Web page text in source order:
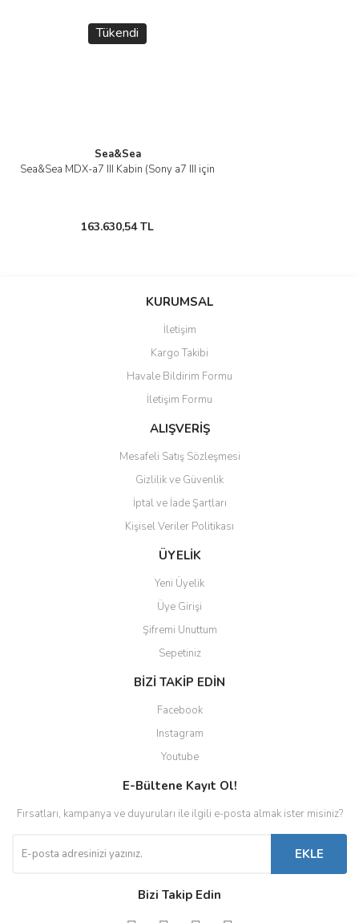
Tükendi
Sea&Sea
Sea&Sea MDX-a7 III Kabin (Sony a7 III için
163.630,54 TL
KURUMSAL
İletişim
Kargo Takibi
Havale Bildirim Formu
İletişim Formu
ALIŞVERİŞ
Mesafeli Satış Sözleşmesi
Gizlilik ve Güvenlik
İptal ve İade Şartları
Kişisel Veriler Politikası
ÜYELİK
Yeni Üyelik
Üye Girişi
Şifremi Unuttum
Sepetiniz
BİZİ TAKİP EDİN
Facebook
Instagram
Youtube
E-Bültene Kayıt Ol!
Fırsatları, kampanya ve duyuruları ile ilgili e-posta almak ister misiniz?
EKLE
Bizi Takip Edin